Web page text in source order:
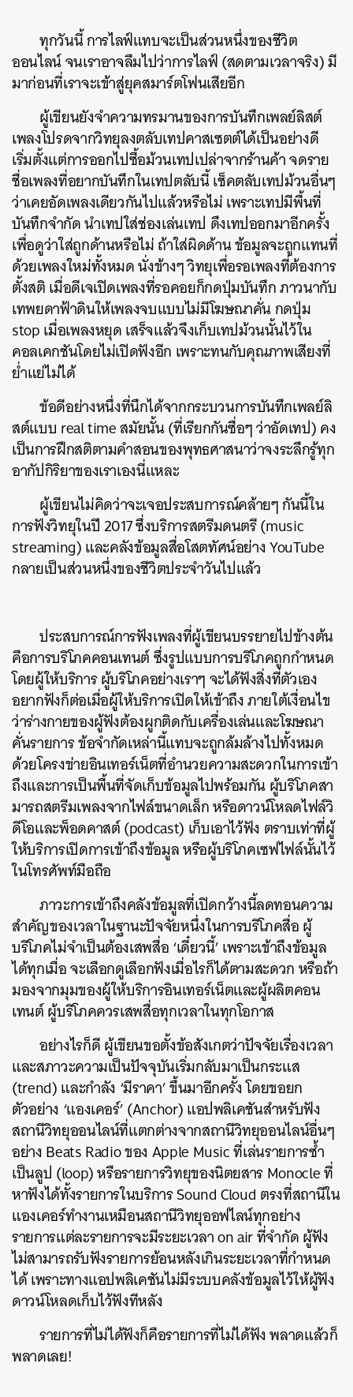
ทุกวันนี้ การไลฟ์แทบจะเป็นส่วนหนึ่งของชีวิต
ออนไลน์ จนเราอาจลืมไปว่าการไลฟ์ (สดตามเวลาจริง) มี
มาก่อนที่เราจะเข้าสู่ยุคสมาร์ตโฟนเสียอีก
ผู้เขียนยังจำความทรมานของการบันทึกเพลย์ลิสต์
เพลงโปรดจากวิทยุลงตลับเทปคาสเซตต์ได้เป็นอย่างดี
เริ่มตั้งแต่การออกไปซื้อม้วนเทปเปล่าจากร้านค้า จดราย
ชื่อเพลงที่อยากบันทึกในเทปตลับนี้ เช็คตลับเทปม้วนอื่นๆ
ว่าเคยอัดเพลงเดียวกันไปแล้วหรือไม่ เพราะเทปมีพื้นที่
บันทึกจำกัด นำเทปใส่ช่องเล่นเทป ดึงเทปออกมาอีกครั้ง
เพื่อดูว่าใส่ถูกด้านหรือไม่ ถ้าใส่ผิดด้าน ข้อมูลจะถูกแทนที่
ด้วยเพลงใหม่ทั้งหมด นั่งข้างๆ วิทยุเพื่อรอเพลงที่ต้องการ
ตั้งสติ เมื่อดีเจเปิดเพลงที่รอคอยก็กดปุ่มบันทึก ภาวนากับ
เทพยดาฟ้าดินให้เพลงจบแบบไม่มีโฆษณาคั่น กดปุ่ม
stop เมื่อเพลงหยุด เสร็จแล้วจึงเก็บเทปม้วนนั้นไว้ใน
คอลเคกชันโดยไม่เปิดฟังอีก เพราะทนกับคุณภาพเสียงที่
ย่ำแย่ไม่ได้
ข้อดีอย่างหนึ่งที่นึกได้จากกระบวนการบันทึกเพลย์ลิ
สต์แบบ real time สมัยนั้น (ที่เรียกกันซื่อๆ ว่าอัดเทป) คง
เป็นการฝึกสติตามคำสอนของพุทธศาสนาว่าจงระลึกรู้ทุก
อากัปกิริยาของเราเองนี่แหละ
ผู้เขียนไม่คิดว่าจะเจอประสบการณ์คล้ายๆ กันนี้ใน
การฟังวิทยุในปี 2017 ซึ่งบริการสตรีมดนตรี (music
streaming) และคลังข้อมูลสื่อโสตทัศน์อย่าง YouTube
กลายเป็นส่วนหนึ่งของชีวิตประจำวันไปแล้ว
ประสบการณ์การฟังเพลงที่ผู้เขียนบรรยายไปข้างต้น
คือการบริโภคคอนเทนต์ ซึ่งรูปแบบการบริโภคถูกกำหนด
โดยผู้ให้บริการ ผู้บริโภคอย่างเราๆ จะได้ฟังสิ่งที่ตัวเอง
อยากฟังก็ต่อเมื่อผู้ให้บริการเปิดให้เข้าถึง ภายใต้เงื่อนไข
ว่าร่างกายของผู้ฟังต้องผูกติดกับเครื่องเล่นและโฆษณา
คั่นรายการ ข้อจำกัดเหล่านี้แทบจะถูกล้มล้างไปทั้งหมด
ด้วยโครงข่ายอินเทอร์เน็ตที่อำนวยความสะดวกในการเข้า
ถึงและการเป็นพื้นที่จัดเก็บข้อมูลไปพร้อมกัน ผู้บริโภคสา
มารถสตรีมเพลงจากไฟล์ขนาดเล็ก หรือดาวน์โหลดไฟล์วิ
ดีโอและพ็อดคาสต์ (podcast) เก็บเอาไว้ฟัง ตราบเท่าที่ผู้
ให้บริการเปิดการเข้าถึงข้อมูล หรือผู้บริโภคเซฟไฟล์นั้นไว้
ในโทรศัพท์มือถือ
ภาวะการเข้าถึงคลังข้อมูลที่เปิดกว้างนี้ลดทอนความ
สำคัญของเวลาในฐานะปัจจัยหนึ่งในการบริโภคสื่อ ผู้
บริโภคไม่จำเป็นต้องเสพสื่อ ‘เดี๋ยวนี้’ เพราะเข้าถึงข้อมูล
ได้ทุกเมื่อ จะเลือกดูเลือกฟังเมื่อไรก็ได้ตามสะดวก หรือถ้า
มองจากมุมของผู้ให้บริการอินเทอร์เน็ตและผู้ผลิตคอน
เทนต์ ผู้บริโภคควรเสพสื่อทุกเวลาในทุกโอกาส
อย่างไรก็ดี ผู้เขียนขอตั้งข้อสังเกตว่าปัจจัยเรื่องเวลา
และสภาวะความเป็นปัจจุบันเริ่มกลับมาเป็นกระแส
(trend) และกำลัง ‘มีราคา’ ขึ้นมาอีกครั้ง โดยขอยก
ตัวอย่าง ‘แองเคอร์’ (Anchor) แอปพลิเคชันสำหรับฟัง
สถานีวิทยุออนไลน์ที่แตกต่างจากสถานีวิทยุออนไลน์อื่นๆ
อย่าง Beats Radio ของ Apple Music ที่เล่นรายการซ้ำ
เป็นลูป (loop) หรือรายการวิทยุของนิตยสาร Monocle ที่
หาฟังได้ทั้งรายการในบริการ Sound Cloud ตรงที่สถานีใน
แองเคอร์ทำงานเหมือนสถานีวิทยุออฟไลน์ทุกอย่าง
รายการแต่ละรายการจะมีระยะเวลา on air ที่จำกัด ผู้ฟัง
ไม่สามารถรับฟังรายการย้อนหลังเกินระยะเวลาที่กำหนด
ได้ เพราะทางแอปพลิเคชันไม่มีระบบคลังข้อมูลไว้ให้ผู้ฟัง
ดาวน์โหลดเก็บไว้ฟังทีหลัง
รายการที่ไม่ได้ฟังก็คือรายการที่ไม่ได้ฟัง พลาดแล้วก็
พลาดเลย!